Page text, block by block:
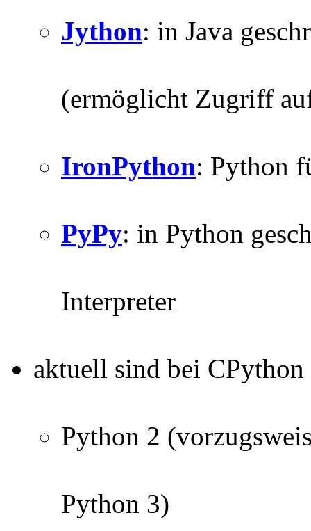
Jython: in Java
(ermöglicht Zugriff
IronPython: Python
PyPy: in Python
Interpreter
aktuell sind bei
Python 2
Python 3)